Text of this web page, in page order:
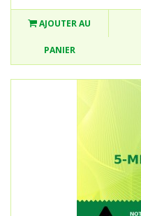
AJOUTER AU
PANIER